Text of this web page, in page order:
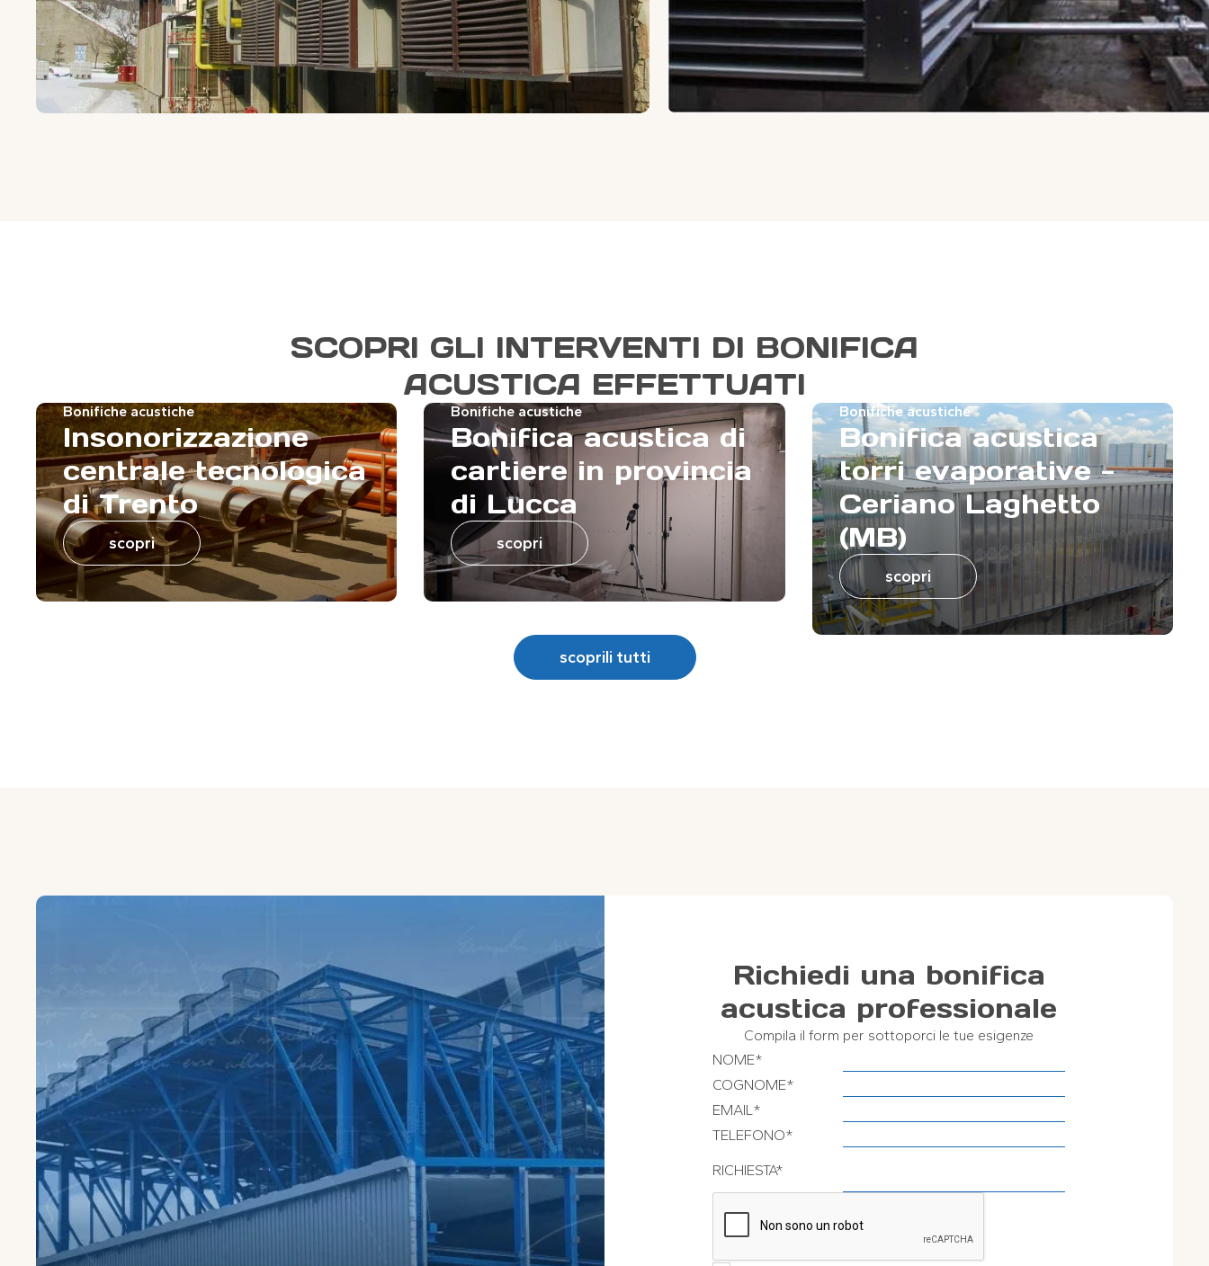
SCOPRI GLI INTERVENTI DI BONIFICA
ACUSTICA EFFETTUATI
Bonifiche acustiche
Insonorizzazione
centrale tecnologica
di Trento
scopri
Bonifiche acustiche
Bonifica acustica di
cartiere in provincia
di Lucca
scopri
Bonifiche acustiche
Bonifica acustica
torri evaporative -
Ceriano Laghetto
(MB)
scopri
scoprili tutti
Richiedi una bonifica
acustica professionale
Compila il form per sottoporci le tue esigenze
NOME*
COGNOME*
EMAIL*
TELEFONO*
RICHIESTA*